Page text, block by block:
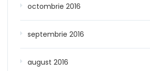
octombrie 2016
septembrie 2016
august 2016